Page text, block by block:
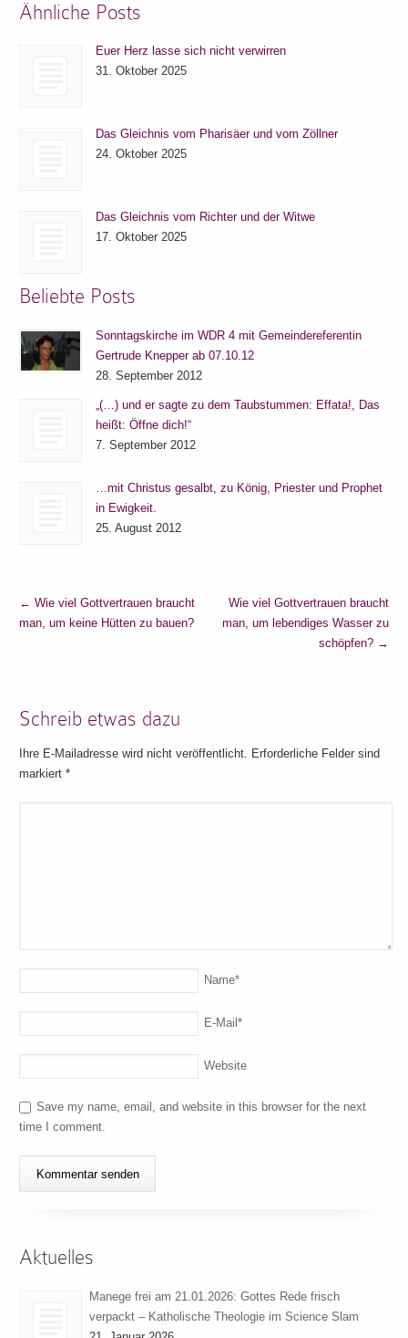
Ähnliche Posts
Euer Herz lasse sich nicht verwirren
31. Oktober 2025
Das Gleichnis vom Pharisäer und vom Zöllner
24. Oktober 2025
Das Gleichnis vom Richter und der Witwe
17. Oktober 2025
Beliebte Posts
Sonntagskirche im WDR 4 mit Gemeindereferentin
Gertrude Knepper ab 07.10.12
28. September 2012
„(…) und er sagte zu dem Taubstummen: Effata!, Das
heißt: Öffne dich!“
7. September 2012
…mit Christus gesalbt, zu König, Priester und Prophet
in Ewigkeit.
25. August 2012
← Wie viel Gottvertrauen braucht
man, um keine Hütten zu bauen?
Wie viel Gottvertrauen braucht
man, um lebendiges Wasser zu
schöpfen? →
Schreib etwas dazu
Ihre E-Mailadresse wird nicht veröffentlicht. Erforderliche Felder sind
markiert*
Name*
E-Mail*
Website
Save my name, email, and website in this browser for the next
time I comment.
Aktuelles
Manege frei am 21.01.2026: Gottes Rede frisch
verpackt – Katholische Theologie im Science Slam